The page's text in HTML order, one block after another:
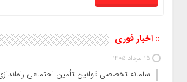
:: اخبار فوری
15 مرداد 1405
سامانه تخصصی قوانین تأمین اجتماعی